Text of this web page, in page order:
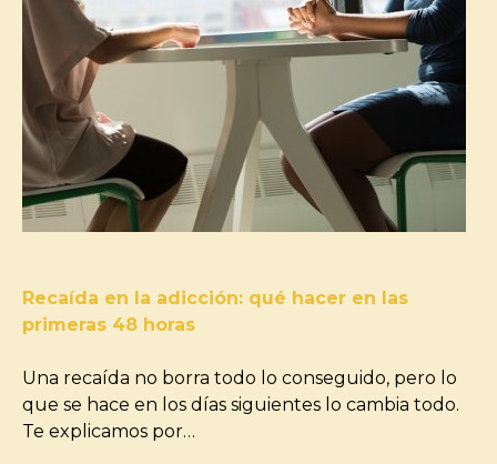
Recaída en la adicción: qué hacer en las
primeras 48 horas
Una recaída no borra todo lo conseguido, pero lo
que se hace en los días siguientes lo cambia todo.
Te explicamos por…